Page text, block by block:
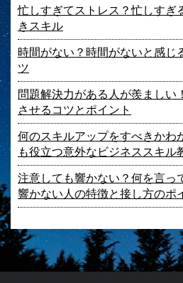
忙しすぎてストレス？忙しすぎ
きスキル
時間がない？時間がないと感じ
ツ
問題解決力がある人が羨ましい
させるコツとポイント
何のスキルアップをすべきかわ
も役立つ意外なビジネススキル
注意しても響かない？何を言っ
響かない人の特徴と接し方のポ